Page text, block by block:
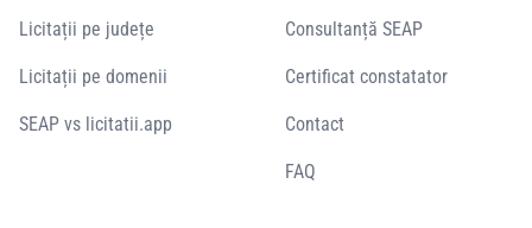
Licitații pe județe
Licitații pe domenii
SEAP vs licitatii.app
Consultanță SEAP
Certificat constatator
Contact
FAQ